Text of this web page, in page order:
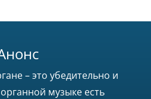
– это убедительно и
музыке есть